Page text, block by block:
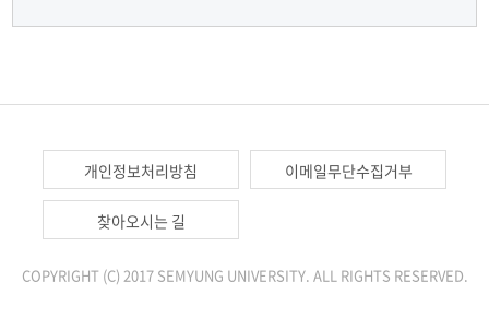
개인정보처리방침 이메일무단수집거부
찾아오시는 길
COPYRIGHT (C) 2017 SEMYUNG UNIVERSITY. ALL RIGHTS RESERVED.